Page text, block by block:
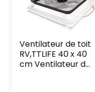
Ventilateur de toit
RV,TTLIFE 40 x 40
cm Ventilateur de